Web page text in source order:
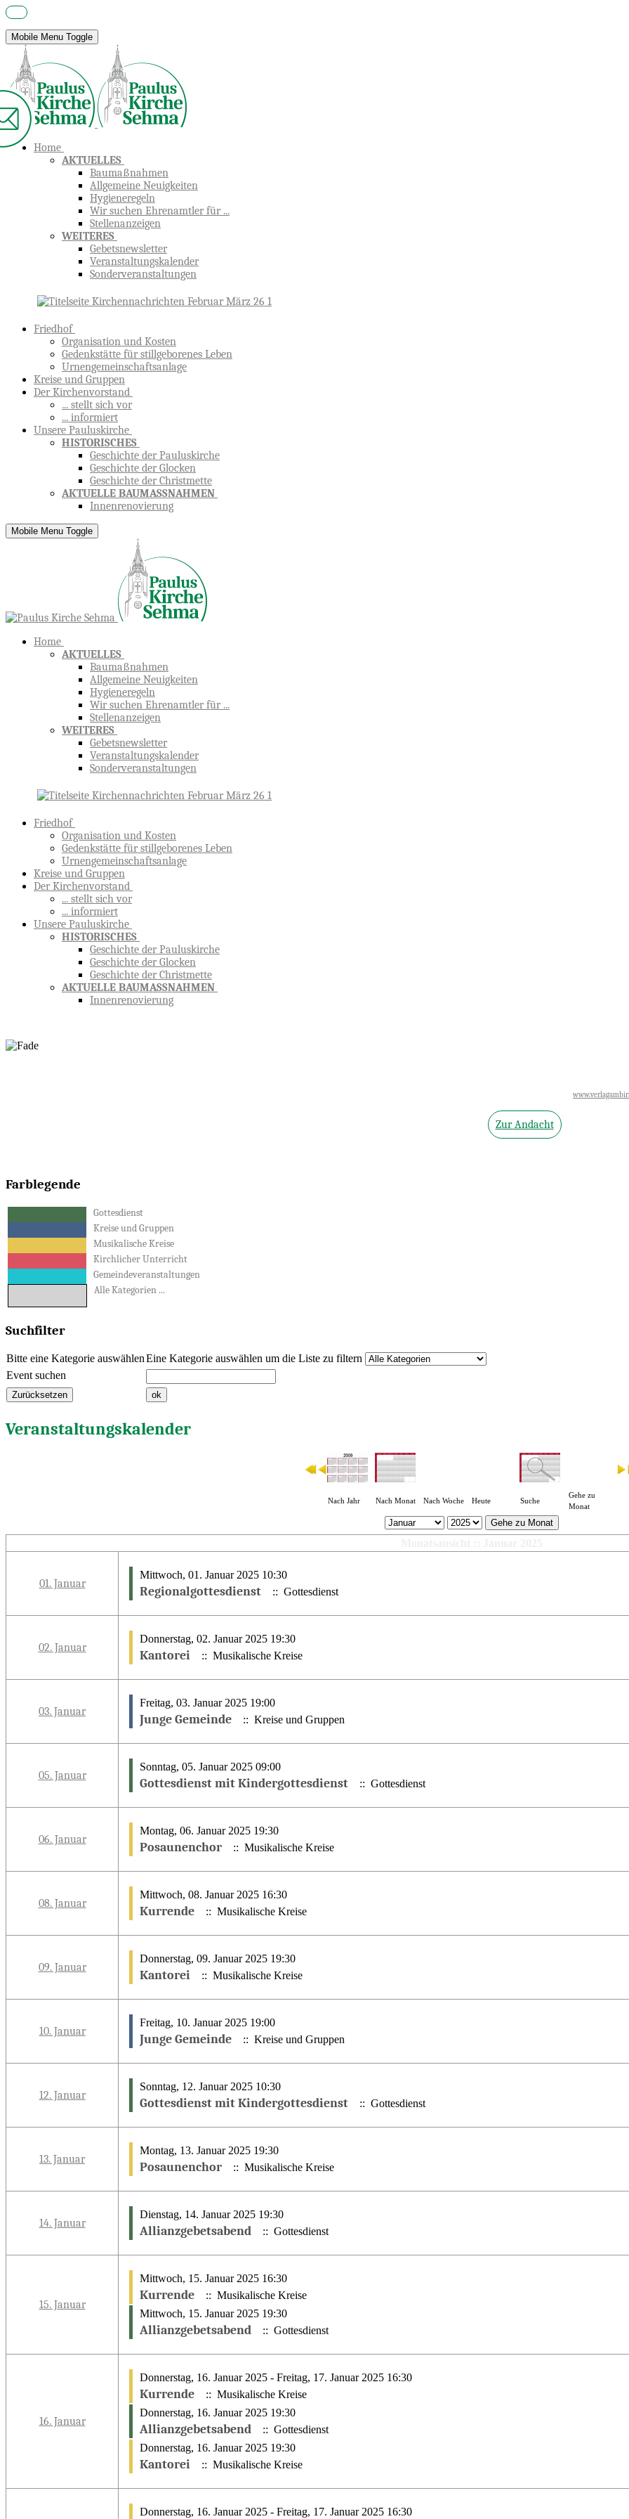
Mobile Menu Toggle
Home
AKTUELLES
Baumaßnahmen
Allgemeine Neuigkeiten
Hygieneregeln
Wir suchen Ehrenamtler für ...
Stellenanzeigen
WEITERES
Gebetsnewsletter
Veranstaltungskalender
Sonderveranstaltungen
Friedhof
Organisation und Kosten
Gedenkstätte für stillgeborenes Leben
Urnengemeinschaftsanlage
Kreise und Gruppen
Der Kirchenvorstand
... stellt sich vor
... informiert
Unsere Pauluskirche
HISTORISCHES
Geschichte der Pauluskirche
Geschichte der Glocken
Geschichte der Christmette
AKTUELLE BAUMASSNAHMEN
Innenrenovierung
Mobile Menu Toggle
Home
AKTUELLES
Baumaßnahmen
Allgemeine Neuigkeiten
Hygieneregeln
Wir suchen Ehrenamtler für ...
Stellenanzeigen
WEITERES
Gebetsnewsletter
Veranstaltungskalender
Sonderveranstaltungen
Friedhof
Organisation und Kosten
Gedenkstätte für stillgeborenes Leben
Urnengemeinschaftsanlage
Kreise und Gruppen
Der Kirchenvorstand
... stellt sich vor
... informiert
Unsere Pauluskirche
HISTORISCHES
Geschichte der Pauluskirche
Geschichte der Glocken
Geschichte der Christmette
AKTUELLE BAUMASSNAHMEN
Innenrenovierung
Zur Andacht
Farblegende
Gottesdienst
Kreise und Gruppen
Musikalische Kreise
Kirchlicher Unterricht
Gemeindeveranstaltungen
Alle Kategorien ...
Suchfilter
Bitte eine Kategorie auswählenEine Kategorie auswählen um die Liste zu filtern
Event suchen
Veranstaltungskalender
Nach Jahr Nach Monat Nach Woche Heute Suche
Gehe zu
Monat
Gehe zu Monat
01. Januar
Mittwoch, 01. Januar 2025 10:30
Regionalgottesdienst :: Gottesdienst
02. Januar
Donnerstag, 02. Januar 2025 19:30
Kantorei :: Musikalische Kreise
03. Januar
Freitag, 03. Januar 2025 19:00
Junge Gemeinde :: Kreise und Gruppen
05. Januar
Sonntag, 05. Januar 2025 09:00
Gottesdienst mit Kindergottesdienst :: Gottesdienst
06. Januar
Montag, 06. Januar 2025 19:30
Posaunenchor :: Musikalische Kreise
08. Januar
Mittwoch, 08. Januar 2025 16:30
Kurrende :: Musikalische Kreise
09. Januar
Donnerstag, 09. Januar 2025 19:30
Kantorei :: Musikalische Kreise
10. Januar
Freitag, 10. Januar 2025 19:00
Junge Gemeinde :: Kreise und Gruppen
12. Januar
Sonntag, 12. Januar 2025 10:30
Gottesdienst mit Kindergottesdienst :: Gottesdienst
13. Januar
Montag, 13. Januar 2025 19:30
Posaunenchor :: Musikalische Kreise
14. Januar
Dienstag, 14. Januar 2025 19:30
Allianzgebetsabend :: Gottesdienst
15. Januar
Mittwoch, 15. Januar 2025 16:30
Kurrende
:: Musikalische Kreise
Mittwoch, 15. Januar 2025 19:30
Allianzgebetsabend :: Gottesdienst
16. Januar
Donnerstag, 16. Januar 2025 - Freitag, 17. Januar 2025 16:30
Kurrende
:: Musikalische Kreise
Donnerstag, 16. Januar 2025 19:30
Allianzgebetsabend
:: Gottesdienst
Donnerstag, 16. Januar 2025 19:30
Kantorei :: Musikalische Kreise
Donnerstag, 16. Januar 2025 - Freitag, 17. Januar 2025 16:30